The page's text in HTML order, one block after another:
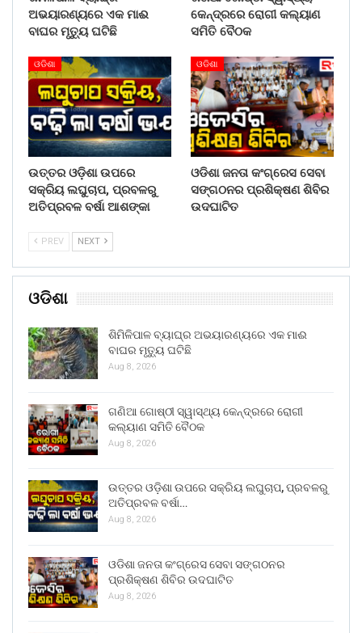
ଅଭୟାରଣ୍ୟରେ ଏକ ମାଈ
ବାଘର ମୃତ୍ୟୁ ଘଟିଛି
କେନ୍ଦ୍ରରେ ରୋଗୀ କଲ୍ୟାଣ
ସମିତି ବୈଠକ
ଓଡିଶା
ଉତ୍ତର ଓଡ଼ିଶା ଉପରେ
ସକ୍ରିୟ ଲଘୁଚାପ, ପ୍ରବଳରୁ
ଅତିପ୍ରବଳ ବର୍ଷା ଆଶଙ୍କା
ଓଡିଶା
ଓଡିଶା ଜନତା କଂଗ୍ରେସ ସେବା
ସଙ୍ଗଠନର ପ୍ରଶିକ୍ଷଣ ଶିବିର
ଉଦଘାଟିତ
PREV NEXT
ଓଡିଶା
ଶିମିଳିପାଳ ବ୍ୟାଘ୍ର ଅଭୟାରଣ୍ୟରେ ଏକ ମାଈ
ବାଘର ମୃତ୍ୟୁ ଘଟିଛି
Aug 8, 2026
ଗଣିଆ ଗୋଷ୍ଠୀ ସ୍ୱାସ୍ଥ୍ୟ କେନ୍ଦ୍ରରେ ରୋଗୀ
କଲ୍ୟାଣ ସମିତି ବୈଠକ
Aug 8, 2026
ଉତ୍ତର ଓଡ଼ିଶା ଉପରେ ସକ୍ରିୟ ଲଘୁଚାପ, ପ୍ରବଳରୁ
ଅତିପ୍ରବଳ ବର୍ଷା…
Aug 8, 2026
ଓଡିଶା ଜନତା କଂଗ୍ରେସ ସେବା ସଙ୍ଗଠନର
ପ୍ରଶିକ୍ଷଣ ଶିବିର ଉଦଘାଟିତ
Aug 8, 2026